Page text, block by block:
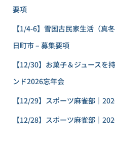
要項
【1/4-6】雪国古民家生活（真
日町市 – 募集要項
【12/30】お菓子＆ジュースを
ンド2026忘年会
【12/29】スポーツ麻雀部｜
【12/28】スポーツ麻雀部｜